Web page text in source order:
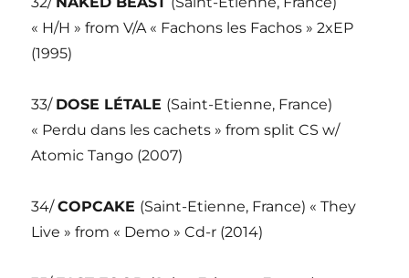
« H/H » from V/A « Fachons les Fachos » 2xEP
(1995)
33/ DOSE LÉTALE (Saint-Etienne, France)
« Perdu dans les cachets » from split CS w/
Atomic Tango (2007)
34/COPCAKE (Saint-Etienne, France) « They
Live » from « Demo » Cd-r (2014)